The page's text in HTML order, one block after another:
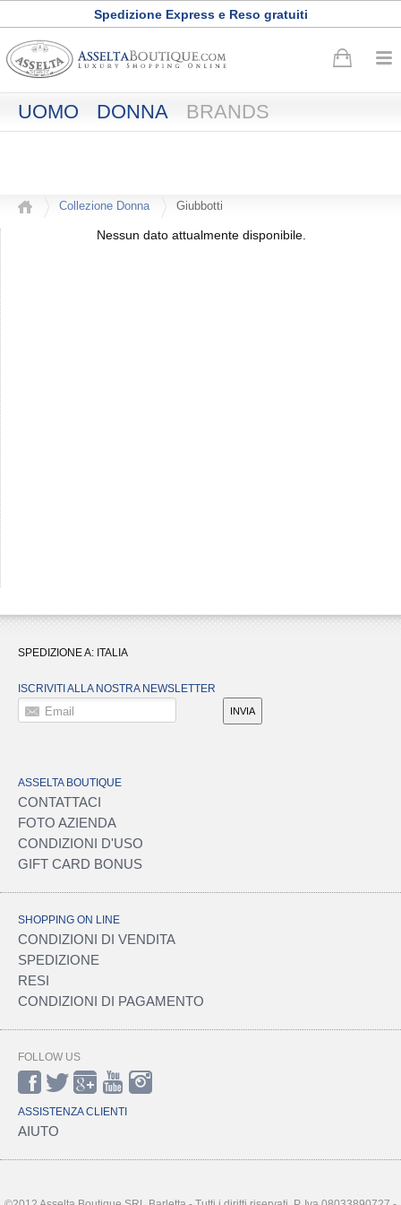
Spedizione Express e Reso gratuiti
UOMO DONNA BRANDS
Collezione Donna Giubbotti
Nessun dato attualmente disponibile.
SPEDIZIONE A: ITALIA
ISCRIVITI ALLA NOSTRA NEWSLETTER
Email INVIA
ASSELTA BOUTIQUE
CONTATTACI
FOTO AZIENDA
CONDIZIONI D'USO
GIFT CARD BONUS
SHOPPING ON LINE
CONDIZIONI DI VENDITA
SPEDIZIONE
RESI
CONDIZIONI DI PAGAMENTO
FOLLOW US
ASSISTENZA CLIENTI
AIUTO